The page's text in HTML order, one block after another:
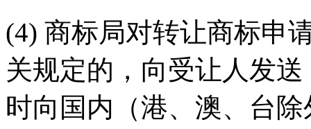
(4) 商标局对转让商标申
关规定的，向受让人发
时向国内（港、澳、台